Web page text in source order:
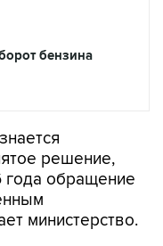
бензина
решение,
обращение
министерство.